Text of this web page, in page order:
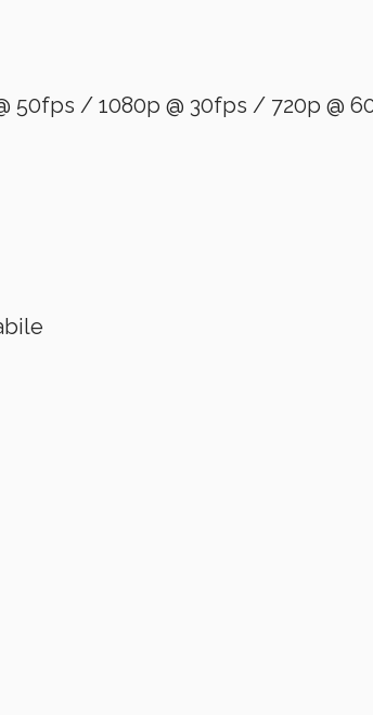
50fps / 1080p @ 30fps / 720p @